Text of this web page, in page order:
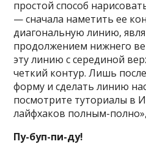
простой способ
— сначала наметить ее
диагональную линию,
продолжением нижнего
эту линию с серединой
четкий контур. Лишь
форму и сделать линию
посмотрите туториалы в
лайфхаков полным-
Пу-буп-пи-ду!